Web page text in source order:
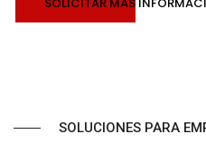
SOLUCIONES PARA